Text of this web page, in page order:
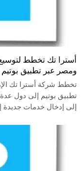
أسترا تك تخطط
ومصر عبر تطبيق بوتيم
تخطط شركة أسترا تك
تطبيق بوتيم إلى دول
إلى إدخال خدمات جديدة